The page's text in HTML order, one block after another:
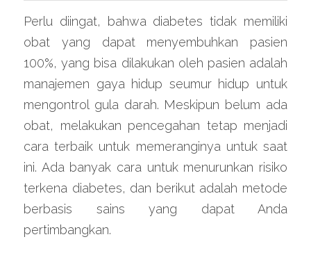
Perlu diingat, bahwa diabetes tidak memiliki
obat yang dapat menyembuhkan pasien
100%, yang bisa dilakukan oleh pasien adalah
manajemen gaya hidup seumur hidup untuk
mengontrol gula darah. Meskipun belum ada
obat, melakukan pencegahan tetap menjadi
cara terbaik untuk memeranginya untuk saat
ini. Ada banyak cara untuk menurunkan risiko
terkena diabetes, dan berikut adalah metode
berbasis sains yang dapat Anda
pertimbangkan.